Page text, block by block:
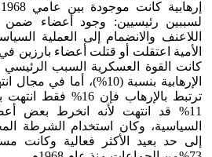
لسببين رئيسيين: وجود أعضاء ضمن
كانت القوة العسكرية السبب
الإرهابية بنسبة (10%)، أما
ترتبط بالإرهاب فإن
11% قد انتهت لأنه انخرط بعض
السياسية، وكان استخدام الشرطة
إلى حد بعيد الأكثر فعالية وكانت